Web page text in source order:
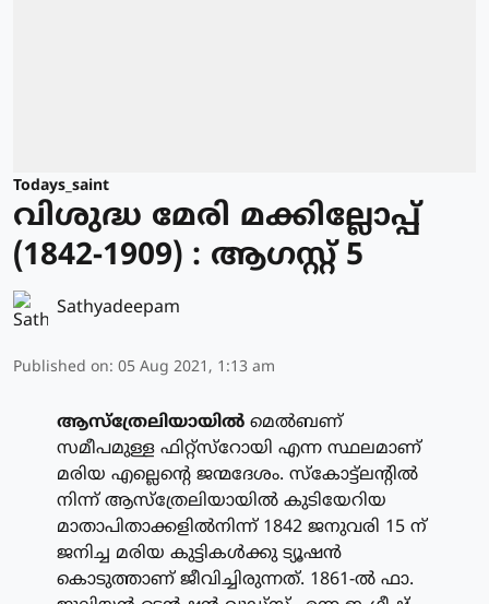
Todays_saint
വിശുദ്ധ മേരി മക്കില്ലോപ്പ്
(1842-1909) : ആഗസ്റ്റ് 5
Sathyadeepam
Published on: 05 Aug 2021, 1:13 am
ആസ്‌ത്രേലിയായില്‍ മെല്‍ബണ്
സമീപമുള്ള ഫിറ്റ്‌സ്‌റോയി എന്ന സ്ഥലമാണ്
മരിയ എല്ലെന്റെ ജന്മദേശം. സ്‌കോട്ട്‌ലന്റില്‍
നിന്ന് ആസ്‌ത്രേലിയായില്‍ കുടിയേറിയ
മാതാപിതാക്കളില്‍നിന്ന് 1842 ജനുവരി 15 ന്
ജനിച്ച മരിയ കുട്ടികള്‍ക്കു ട്യൂഷന്‍
കൊടുത്താണ് ജീവിച്ചിരുന്നത്. 1861-ല്‍ ഫാ.